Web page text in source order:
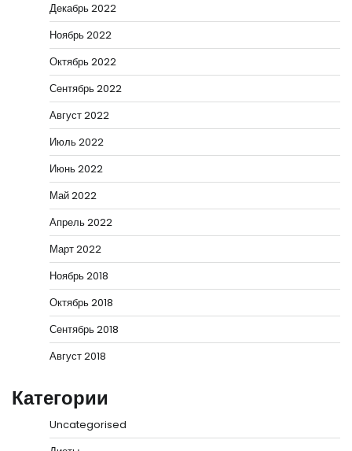
Декабрь 2022
Ноябрь 2022
Октябрь 2022
Сентябрь 2022
Август 2022
Июль 2022
Июнь 2022
Май 2022
Апрель 2022
Март 2022
Ноябрь 2018
Октябрь 2018
Сентябрь 2018
Август 2018
Категории
Uncategorised